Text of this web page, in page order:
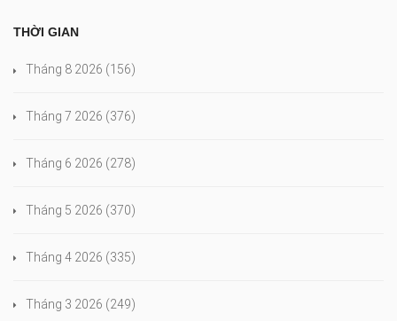
THỜI GIAN
Tháng 8 2026 (156)
Tháng 7 2026 (376)
Tháng 6 2026 (278)
Tháng 5 2026 (370)
Tháng 4 2026 (335)
Tháng 3 2026 (249)